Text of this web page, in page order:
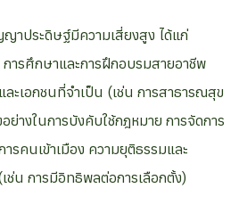
ญาประดิษฐ์มีความเสี่ยงสูง ได้แก่
ารศึกษาและการฝึกอบรมสายอาชีพ
ละเอกชนที่จำเป็น (เช่น การสาธารณสุข
ย่างในการบังคับใช้กฎหมาย การจัดการ
รคนเข้าเมือง ความยุติธรรมและ
ช่น การมีอิทธิพลต่อการเลือกตั้ง)